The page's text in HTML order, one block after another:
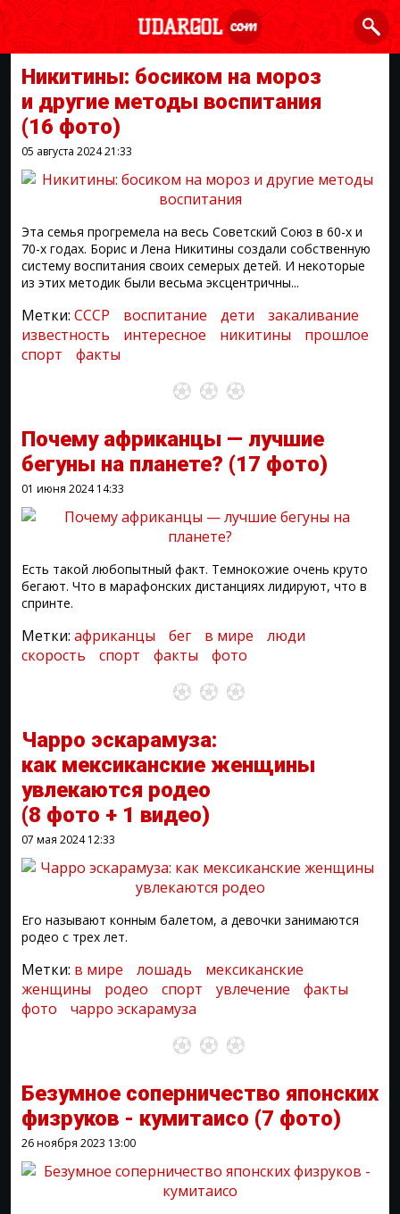
Никитины: босиком на мороз
и другие методы воспитания
(16 фото)
05 августа 202421:33
Эта семья прогремела на весь Советский Союз в 60-х и
70-х годах. Борис и Лена Никитины создали собственную
систему воспитания своих семерых детей. И некоторые
из этих методик были весьма эксцентричны...
Метки: СССР воспитание дети
закаливание
известность
интересное никитины
прошлое
спорт
факты
Почему африканцы — лучшие
бегуны на планете? (17 фото)
01 июня 202414:33
Есть такой любопытный факт. Темнокожие очень круто
бегают. Что в марафонских дистанциях лидируют, что в
спринте.
Метки: африканцы бег в мире
люди
скорость
спорт факты фото
Чарро эскарамуза:
как мексиканские женщины
увлекаются родео
(8 фото + 1 видео)
07 мая 202412:33
Его называют конным балетом, а девочки занимаются
родео с трех лет.
Метки: в мире лошадь
мексиканские
женщины
родео спорт увлечение
факты
фото
чарро эскарамуза
Безумное соперничество японских
физруков - кумитаисо (7 фото)
26 ноября 2023 13:00